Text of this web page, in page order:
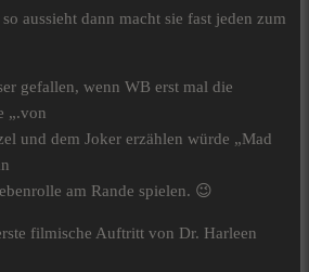
aussieht dann macht sie fast jeden zum
gefallen, wenn WB erst mal die
„.von
und dem Joker erzählen würde „Mad
am Rande spielen. 😉
filmische Auftritt von Dr. Harleen